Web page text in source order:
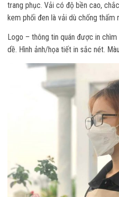
trang phục. Vải có độ bền cao,
kem phối đen là vải dù chống thấm
Logo – thông tin quán được in
dề. Hình ảnh/họa tiết in sắc nét.